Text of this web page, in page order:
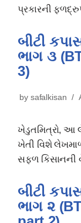
પ્રકારની
બીટી
ભાગ ૩
3)
by safalkisan
ખેડુતમિત્રો, આ
ખેતી વિશે
સફળ કિસાનની
બીટી
ભાગ ૨